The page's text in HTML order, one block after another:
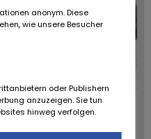
anonym. Diese
wie unsere Besucher
oder Publishern
anzuzeigen. Sie tun
hinweg verfolgen.